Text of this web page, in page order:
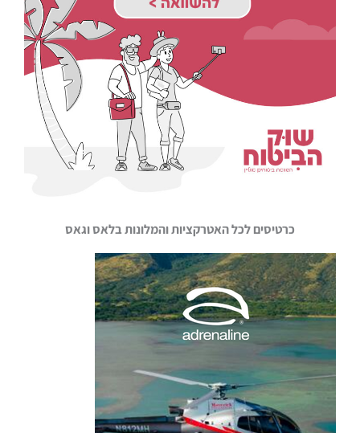
כרטיסים לכל האטרקציות והמלונות בלאס וגאס